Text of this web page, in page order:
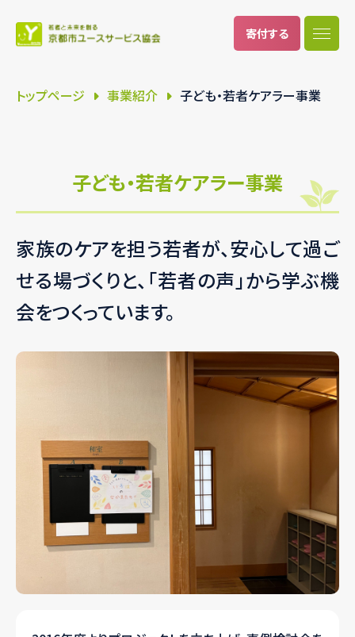
寄付する
トップページ 事業紹介 子ども・若者ケアラー事業
子ども・若者ケアラー事業
家族のケアを担う若者が、安心して過ご
せる場づくりと、「若者の声」から学ぶ機
会をつくっています。